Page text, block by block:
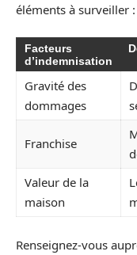
éléments à surveiller :
Facteurs
d’indemnisation
Gravité des
dommages
Franchise
Valeur de la
maison
Renseignez-vous